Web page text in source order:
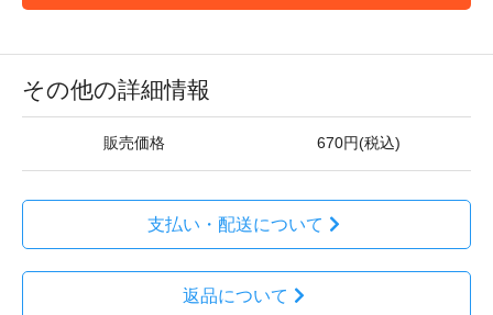
その他の詳細情報
販売価格 670円(税込)
支払い・配送について
返品について